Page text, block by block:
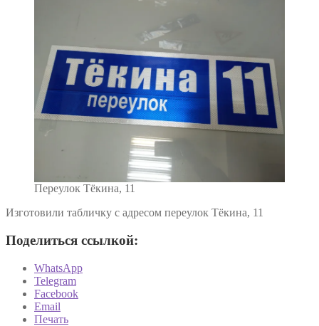
Переулок Тёкина, 11
Изготовили табличку с адресом переулок Тёкина, 11
Поделиться ссылкой:
WhatsApp
Telegram
Facebook
Email
Печать